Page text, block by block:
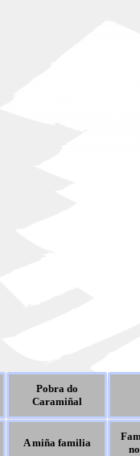
Pobra do
Caramiñal
A miña familia